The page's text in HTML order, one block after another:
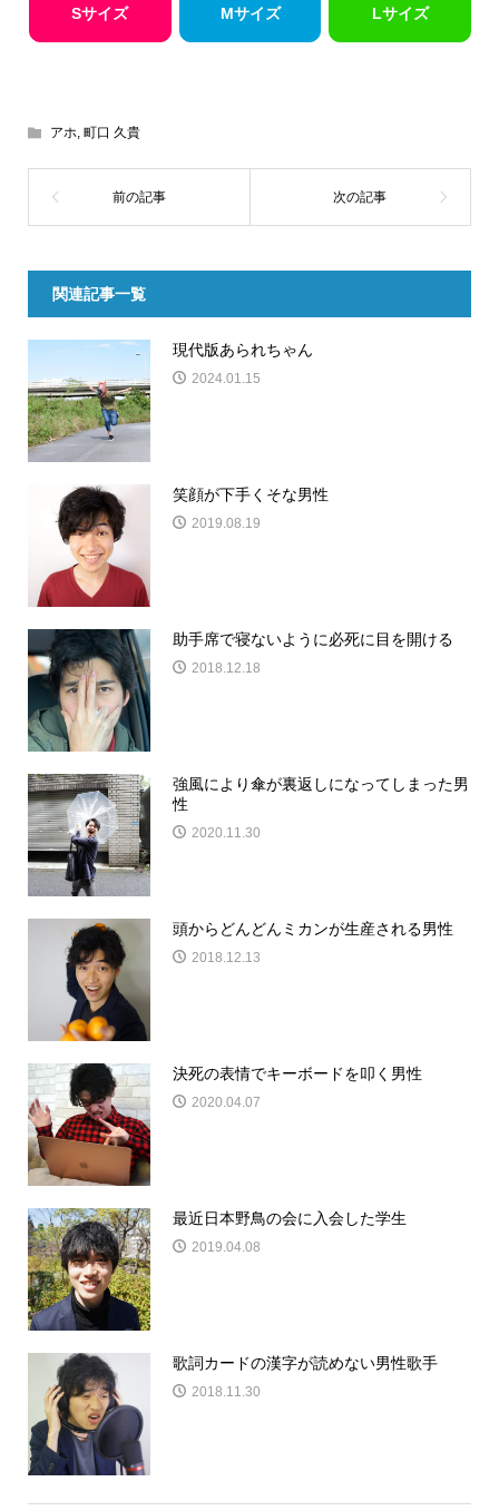
Sサイズ Mサイズ Lサイズ
アホ, 町口 久貴
関連記事一覧
現代版あられちゃん
2024.01.15
笑顔が下手くそな男性
2019.08.19
助手席で寝ないように必死に目を開ける
2018.12.18
強風により傘が裏返しになってしまった男
性
2020.11.30
頭からどんどんミカンが生産される男性
2018.12.13
決死の表情でキーボードを叩く男性
2020.04.07
最近日本野鳥の会に入会した学生
2019.04.08
歌詞カードの漢字が読めない男性歌手
2018.11.30